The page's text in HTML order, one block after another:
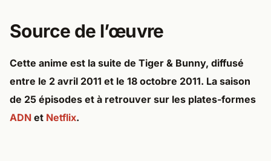
Source de l’œuvre
Cette anime est la suite de Tiger & Bunny, diffusé
entre le 2 avril 2011 et le 18 octobre 2011. La saison
de 25 épisodes et à retrouver sur les plates-formes
ADN et Netflix.